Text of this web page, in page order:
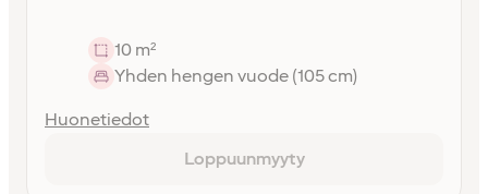
10 m²
Yhden hengen vuode (105 cm)
Huonetiedot
Loppuunmyyty